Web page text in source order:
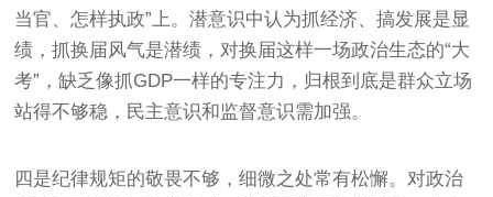
当官、怎样执政”上。潜意识中认为抓经济、搞发展是显
绩，抓换届风气是潜绩，对换届这样一场政治生态的“大
考”，缺乏像抓GDP一样的专注力，归根到底是群众立场
站得不够稳，民主意识和监督意识需加强。
四是纪律规矩的敬畏不够，细微之处常有松懈。对政治